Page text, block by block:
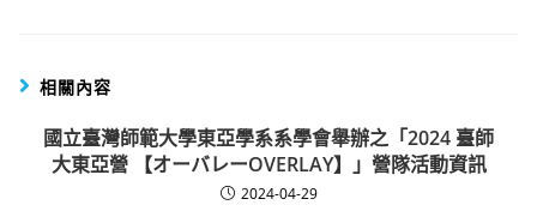
相關內容
國立臺灣師範大學東亞學系系學會舉辦之「2024 臺師
大東亞營 【オーバレーOVERLAY】」營隊活動資訊
2024-04-29